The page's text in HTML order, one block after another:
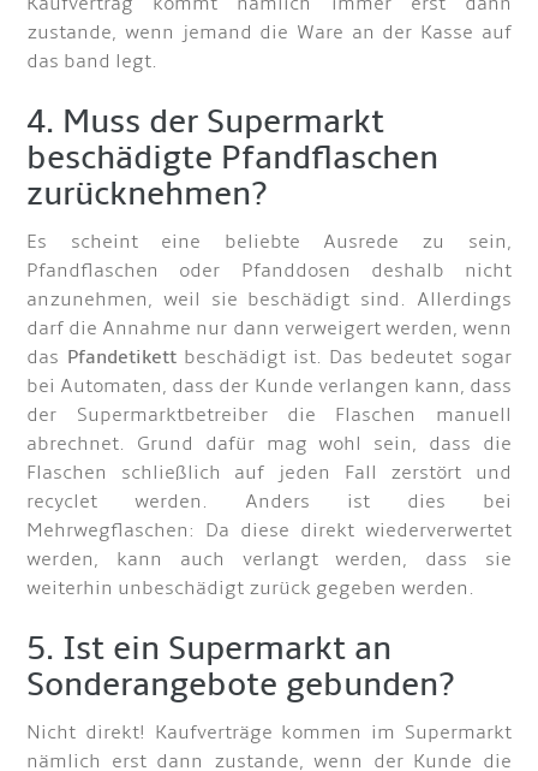
zustande, wenn jemand die Ware an der Kasse auf
das band legt.
4. Muss der Supermarkt
beschädigte Pfandflaschen
zurücknehmen?
Es scheint eine beliebte Ausrede zu sein,
Pfandflaschen oder Pfanddosen deshalb nicht
anzunehmen, weil sie beschädigt sind. Allerdings
darf die Annahme nur dann verweigert werden, wenn
das Pfandetikettbeschädigt ist. Das bedeutet sogar
bei Automaten, dass der Kunde verlangen kann, dass
der Supermarktbetreiber die Flaschen manuell
abrechnet. Grund dafür mag wohl sein, dass die
Flaschen schließlich auf jeden Fall zerstört und
recyclet werden. Anders ist dies bei
Mehrwegflaschen: Da diese direkt wiederverwertet
werden, kann auch verlangt werden, dass sie
weiterhin unbeschädigt zurück gegeben werden.
5. Ist ein Supermarkt an
Sonderangebote gebunden?
Nicht direkt! Kaufverträge kommen im Supermarkt
nämlich erst dann zustande, wenn der Kunde die